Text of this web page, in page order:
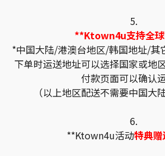
5.
**Ktown4u支持全
*中国大陆/港澳台地区/韩国地址/其
下单时运送地址可以选择国家或地
付款页面可以确认运
（以上地区配送不需要中国大
6.
**Ktown4u活动特典